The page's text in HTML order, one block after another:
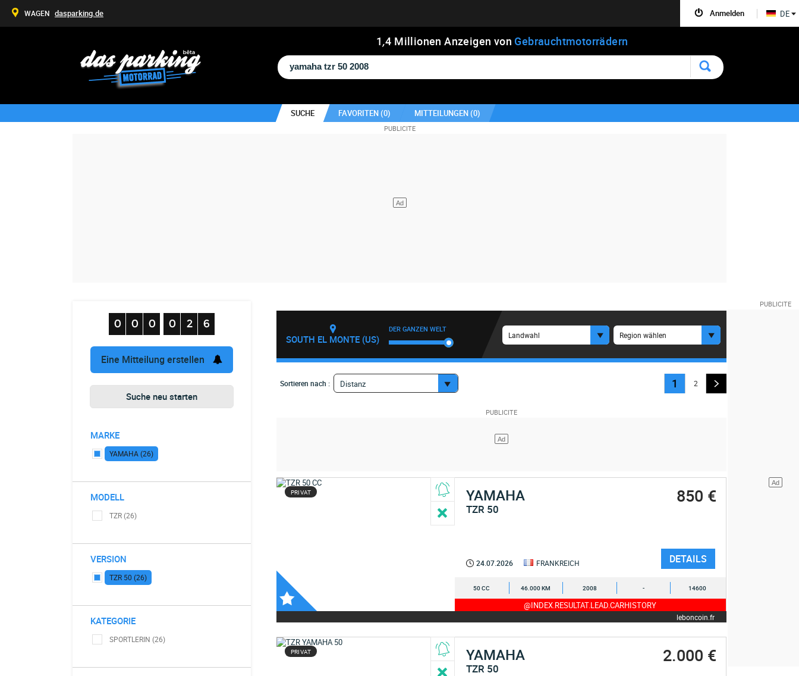
1,4 Millionen Anzeigen von Gebrauchtmotorrädern
SUCHE FAVORITEN (0) MITTEILUNGEN (0)
Eine Mitteilung erstellen
Suche neu starten
MARKE
YAMAHA (26)
MODELL
TZR (26)
VERSION
TZR 50 (26)
KATEGORIE
SPORTLERIN (26)
SOUTH EL MONTE (US)
DER GANZEN WELT
Landwahl Region wählen
Sortieren nach : Distanz 1 2
PRIVAT YAMAHA
TZR 50
850 €
24.07.2026 FRANKREICH DETAILS
50 CC 46.000 KM 2008 - 14600
@INDEX.RESULTAT.LEAD.CARHISTORY
leboncoin.fr
PRIVAT YAMAHA
TZR 50
2.000 €
Anmelden
WAGEN dasparking.de DE